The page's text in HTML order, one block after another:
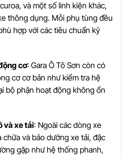
và một số linh kiện khác,
thông dụng. Mỗi phụ tùng đều
hợp với các tiêu chuẩn kỹ
cơ: Gara Ô Tô Sơn còn có
cơ cơ bản như kiểm tra hệ
bộ phận hoạt động không ổn
và xe tải: Ngoài các dòng xe
và bảo dưỡng xe tải, đặc
gặp như hệ thống phanh,